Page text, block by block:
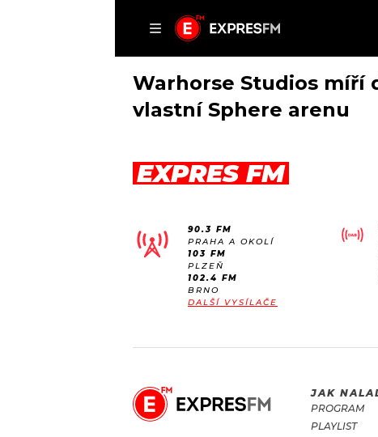
ČLÁNKY
HUDBA
ROZHOVORY
#NEBUDUDOMA
KALENDÁŘ
JAK NALADIT
Warhorse Studios míří
vlastní Sphere arenu
EXPRES FM
90.3 FM
PRAHA A OKOLÍ
103 FM
PLZEŇ
102.4 FM
BRNO
DALŠÍ VYSÍLAČE
JAK
PROGRAM
PLAYLIST